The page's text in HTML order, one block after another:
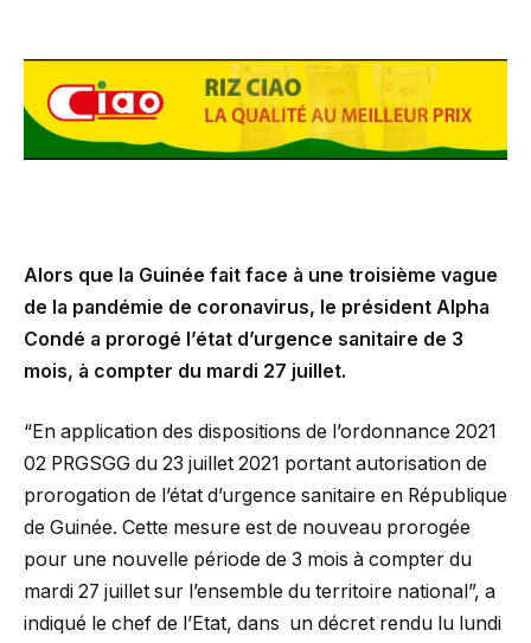
Alors que la Guinée fait face à une troisième vague
de la pandémie de coronavirus, le président Alpha
Condé a prorogé l’état d’urgence sanitaire de 3
mois, à compter du mardi 27 juillet.
“En application des dispositions de l’ordonnance 2021
02 PRGSGG du 23 juillet 2021 portant autorisation de
prorogation de l’état d’urgence sanitaire en République
de Guinée. Cette mesure est de nouveau prorogée
pour une nouvelle période de 3 mois à compter du
mardi 27 juillet sur l’ensemble du territoire national”, a
indiqué le chef de l’Etat, dans un décret rendu lu lundi